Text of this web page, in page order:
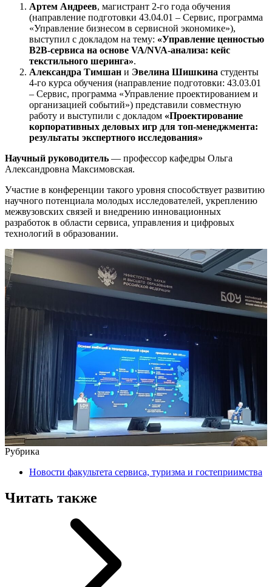
Артем Андреев, магистрант 2-го года обучения
(направление подготовки 43.04.01 – Сервис, программа
«Управление бизнесом в сервисной экономике»),
выступил с докладом на тему: «Управление ценностью
B2B-сервиса на основе VA/NVA-анализа: кейс
текстильного шеринга».
Александра Тимшан и Эвелина Шишкина студенты
4-го курса обучения (направление подготовки: 43.03.01
– Сервис, программа «Управление проектированием и
организацией событий») представили совместную
работу и выступили с докладом «Проектирование
корпоративных деловых игр для топ-менеджмента:
результаты экспертного исследования»
Научный руководитель — профессор кафедры Ольга
Александровна Максимовская.
Участие в конференции такого уровня способствует развитию
научного потенциала молодых исследователей, укреплению
межвузовских связей и внедрению инновационных
разработок в области сервиса, управления и цифровых
технологий в образовании.
Рубрика
Новости факультета сервиса, туризма и гостеприимства
Читать также